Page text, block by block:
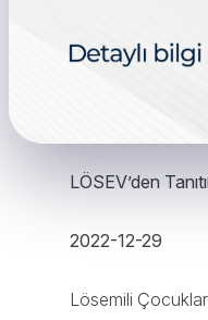
LÖSEV’den
2022-12-29
Lösemili